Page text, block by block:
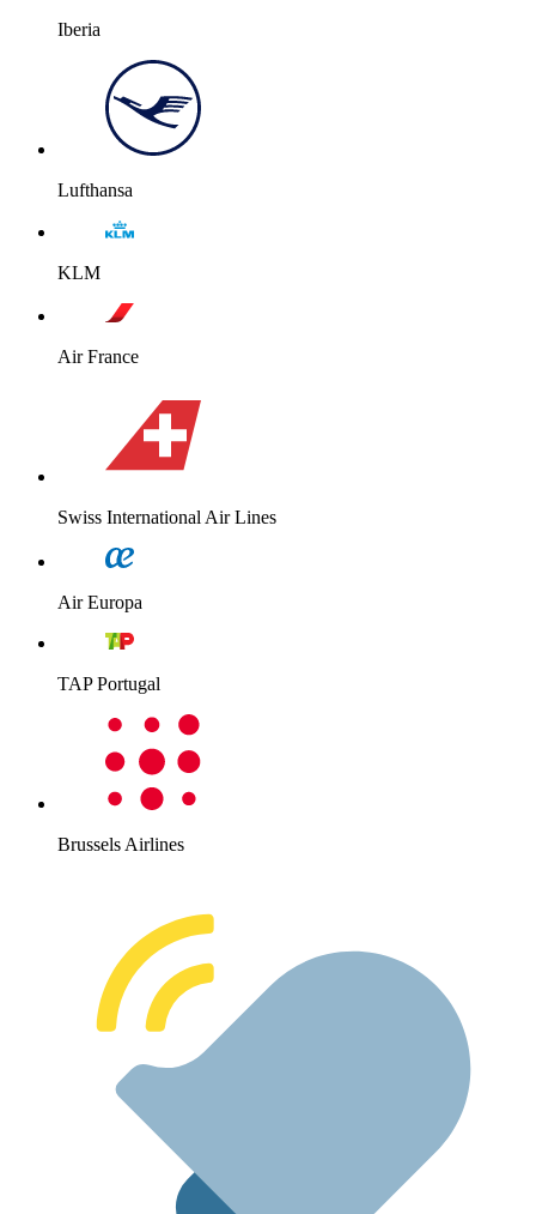
Iberia
Lufthansa
KLM
Air France
Swiss International Air Lines
Air Europa
TAP Portugal
Brussels Airlines